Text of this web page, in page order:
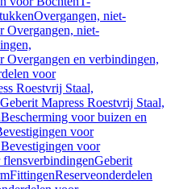
Overgangen, niet-
Overgangen, niet-
Overgangen en verbindingen,
voor
Roestvrij Staal,
Mapress Roestvrij Staal,
Bescherming voor buizen en
voor
voor
Geberit
FittingenReserveonderdelen